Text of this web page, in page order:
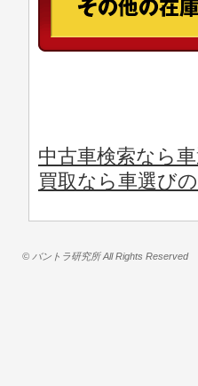
中古車検索なら
買取なら車選び
© バントラ研究所 All Rights Reserved